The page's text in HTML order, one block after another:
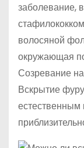
заболевание,
волосяной
окружающая
Созревание
Вскрытие
естественным